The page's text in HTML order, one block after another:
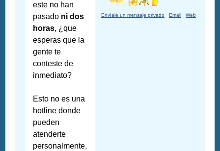
este no han
pasado ni dos
horas, ¿que
esperas que la
gente te
conteste de
inmediato?
Esto no es una
hotline donde
pueden
atenderte
personalmente,
Envíale un mensaje privado Email Web